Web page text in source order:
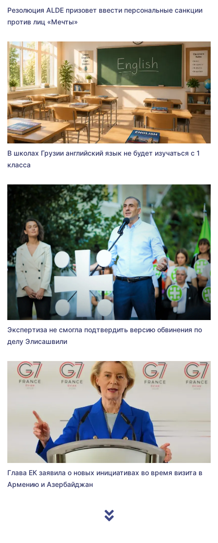
Резолюция ALDE призовет ввести персональные санкции
против лиц «Мечты»
В школах Грузии английский язык не будет изучаться с 1
класса
Экспертиза не смогла подтвердить версию обвинения по
делу Элисашвили
Глава ЕК заявила о новых инициативах во время визита в
Армению и Азербайджан